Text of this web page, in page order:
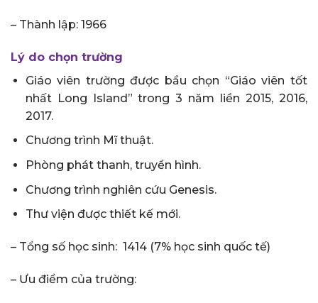
– Thành lập: 1966
Lý do chọn trường
Giáo viên trường được bầu chọn “Giáo viên tốt
nhất Long Island” trong 3 năm liền 2015, 2016,
2017.
Chương trình Mĩ thuật.
Phòng phát thanh, truyền hình.
Chương trình nghiên cứu Genesis.
Thư viện được thiết kế mới.
– Tổng số học sinh: 1414 (7% học sinh quốc tế)
– Ưu điểm của trường: